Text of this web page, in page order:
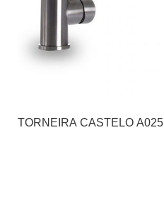
TORNEIRA CASTELO A025